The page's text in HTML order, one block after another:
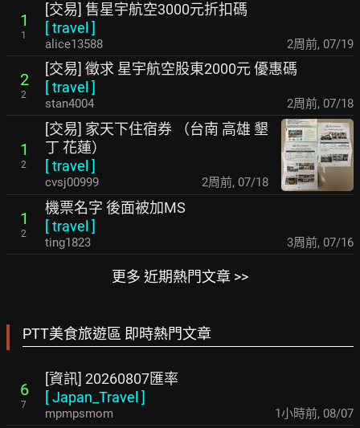
1
1
[交易] 售星宇航空3000元折扣碼
[travel ]
alice13588 2周前, 07/19
2
2
[交易] 徵求 星宇航空股東2000元 優惠碼
[travel ]
stan4004 2周前, 07/18
1
2
[交易] 家天下住宿券 （台南 高雄 墾
丁 花蓮）
[travel ]
cvsj00999 2周前, 07/18
1
2
機票名字 後面被加MS
[travel ]
ting1823 3周前, 07/16
更多 近期熱門文章 >>
PTT美食旅遊區 即時熱門文章
6
7
[資訊] 20260807匯率
[Japan_Travel ]
mpmpsmom 1小時前, 08/07